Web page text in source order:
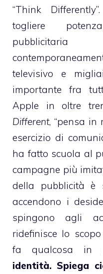
“Think
togliere
televisivo e
importante fra
Apple in oltre
Different, “pensa in
esercizio di
ha fatto scuola al
campagne più
della pubblicità è
accendono i
spingono agli
ridefinisce lo
fa qualcosa in
identità. Spiega